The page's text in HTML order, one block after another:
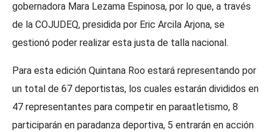
gobernadora Mara Lezama Espinosa, por lo que, a través
de la COJUDEQ, presidida por Eric Arcila Arjona, se
gestionó poder realizar esta justa de talla nacional.
Para esta edición Quintana Roo estará representando por
un total de 67 deportistas, los cuales estarán divididos en
47 representantes para competir en paraatletismo, 8
participarán en paradanza deportiva, 5 entrarán en acción